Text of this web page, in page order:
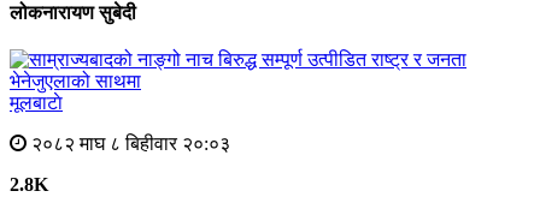
लोकनारायण सुबेदी
मूलबाटाे
२०८२ माघ ८ बिहीवार २०:०३
2.8K